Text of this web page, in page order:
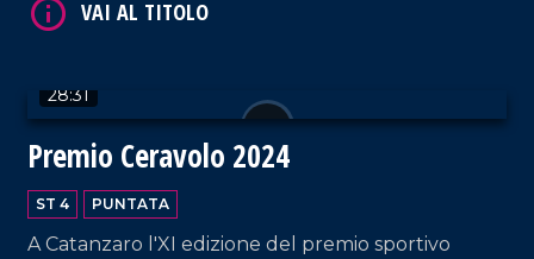
28:31
Premio Ceravolo 2024
ST 4 PUNTATA
A Catanzaro l'XI edizione del premio sportivo
VAI AL TITOLO